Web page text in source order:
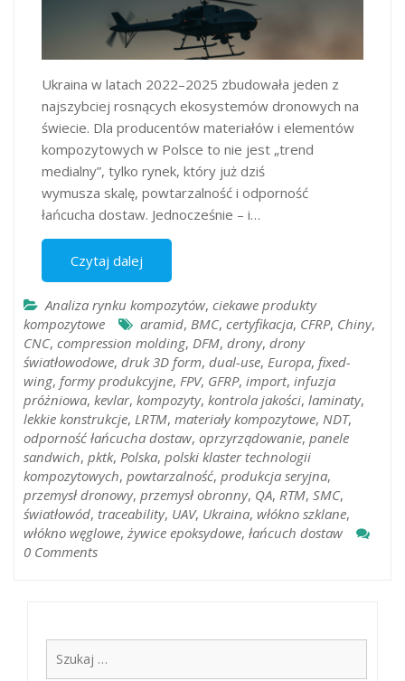
Ukraina w latach 2022–2025 zbudowała jeden z
najszybciej rosnących ekosystemów dronowych na
świecie. Dla producentów materiałów i elementów
kompozytowych w Polsce to nie jest „trend
medialny”, tylko rynek, który już dziś
wymusza skalę, powtarzalność i odporność
łańcucha dostaw. Jednocześnie – i…
Czytaj dalej
Analiza rynku kompozytów, ciekawe produkty
kompozytowe
aramid, BMC, certyfikacja, CFRP, Chiny,
CNC, compression molding, DFM, drony, drony
światłowodowe, druk 3D form, dual-use, Europa, fixed-
wing, formy produkcyjne, FPV, GFRP, import, infuzja
próżniowa, kevlar, kompozyty, kontrola jakości, laminaty,
lekkie konstrukcje, LRTM, materiały kompozytowe, NDT,
odporność łańcucha dostaw, oprzyrządowanie, panele
sandwich, pktk, Polska, polski klaster technologii
kompozytowych, powtarzalność, produkcja seryjna,
przemysł dronowy, przemysł obronny, QA, RTM, SMC,
światłowód, traceability, UAV, Ukraina, włókno szklane,
włókno węglowe, żywice epoksydowe, łańcuch dostaw
0 Comments